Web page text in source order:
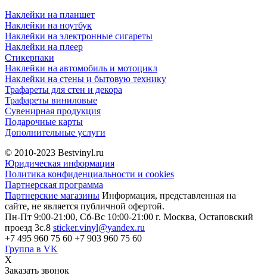
Наклейки на планшет
Наклейки на ноутбук
Наклейки на электронные сигареты
Наклейки на плеер
Стикерпаки
Наклейки на автомобиль и мотоцикл
Наклейки на стены и бытовую технику
Трафареты для стен и декора
Трафареты виниловые
Сувенирная продукция
Подарочные карты
Дополнительные услуги
© 2010-2023 Bestvinyl.ru
Юридическая информация
Политика конфиденциальности и cookies
Партнерская программа
Партнерские магазины Информация, представленная на
сайте, не является публичной офертой.
Пн-Пт 9:00-21:00, Сб-Вс 10:00-21:00 г. Москва, Остаповский
проезд 3с.8 sticker.vinyl@yandex.ru
+7 495 960 75 60 +7 903 960 75 60
Группа в VK
X
Заказать звонок